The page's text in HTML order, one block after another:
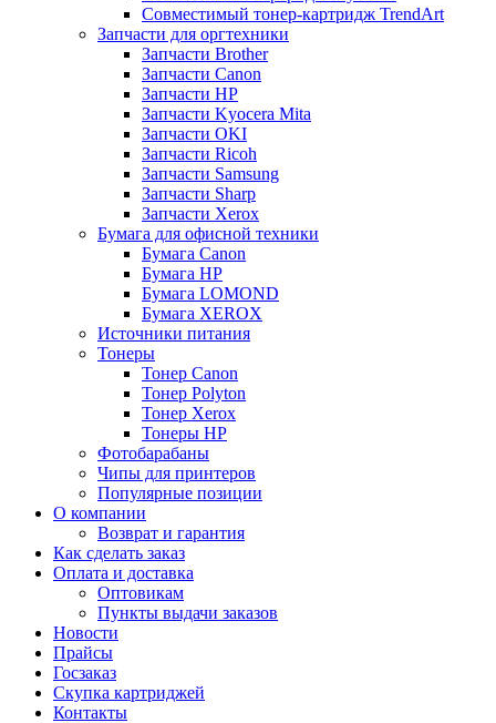
Совместимый тонер-картридж TrendArt
Запчасти для оргтехники
Запчасти Brother
Запчасти Canon
Запчасти HP
Запчасти Kyocera Mita
Запчасти OKI
Запчасти Ricoh
Запчасти Samsung
Запчасти Sharp
Запчасти Xerox
Бумага для офисной техники
Бумага Canon
Бумага HP
Бумага LOMOND
Бумага XEROX
Источники питания
Тонеры
Тонер Canon
Тонер Polyton
Тонер Xerox
Тонеры HP
Фотобарабаны
Чипы для принтеров
Популярные позиции
О компании
Возврат и гарантия
Как сделать заказ
Оплата и доставка
Оптовикам
Пункты выдачи заказов
Новости
Прайсы
Госзаказ
Скупка картриджей
Контакты